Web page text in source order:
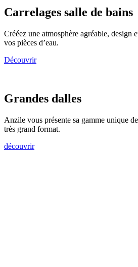
Carrelages salle de bains
Crééez une atmosphère agréable, design
vos pièces d’eau.
Découvrir
Grandes dalles
Anzile vous présente sa gamme unique
très grand format.
découvrir